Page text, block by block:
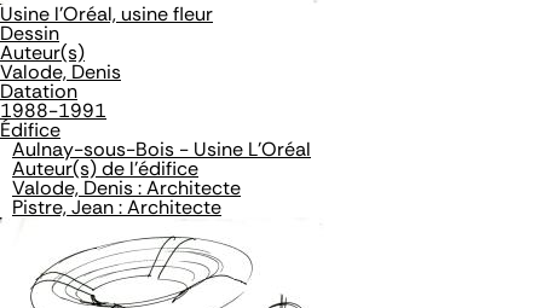
Usine l'Oréal, usine fleur
Dessin
Auteur(s)
Valode, Denis
Datation
1988-1991
Édifice
Aulnay-sous-Bois - Usine L'Oréal
Auteur(s) de l'édifice
Valode, Denis : Architecte
Pistre, Jean : Architecte